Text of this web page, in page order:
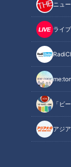
ニュ
ライ
「ビ
アジ
この記事を見